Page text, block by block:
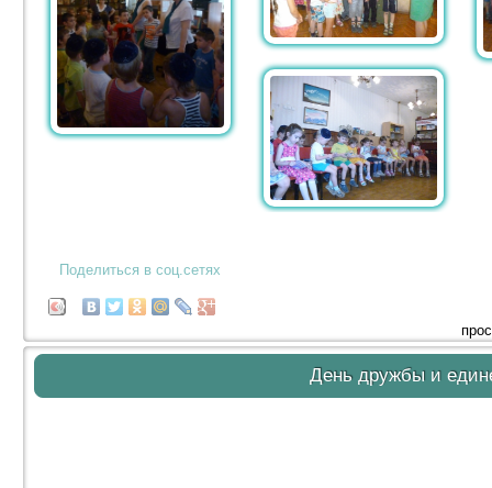
Поделиться в соц.сетях
День дружбы и